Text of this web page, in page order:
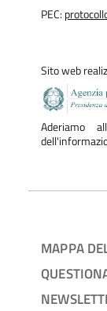
PEC:
Sito web
Aderiamo
MAPPA